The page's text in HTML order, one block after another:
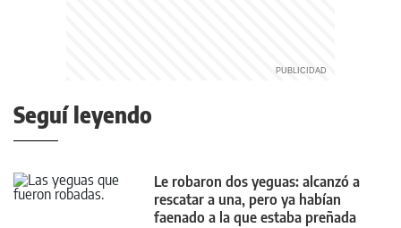
Seguí leyendo
Le robaron dos yeguas: alcanzó a
rescatar a una, pero ya habían
faenado a la que estaba preñada